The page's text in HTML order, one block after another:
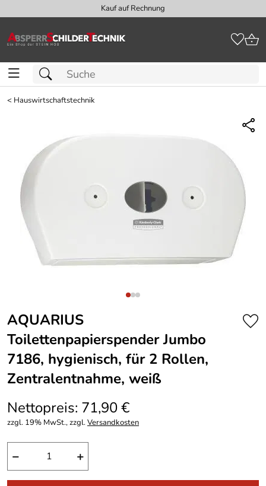
Kauf auf Rechnung
< Hauswirtschaftstechnik
AQUARIUS
Toilettenpapierspender Jumbo
7186, hygienisch, für 2 Rollen,
Zentralentnahme, weiß
Nettopreis: 71,90 €
zzgl. 19% MwSt., zzgl.Versandkosten
− +